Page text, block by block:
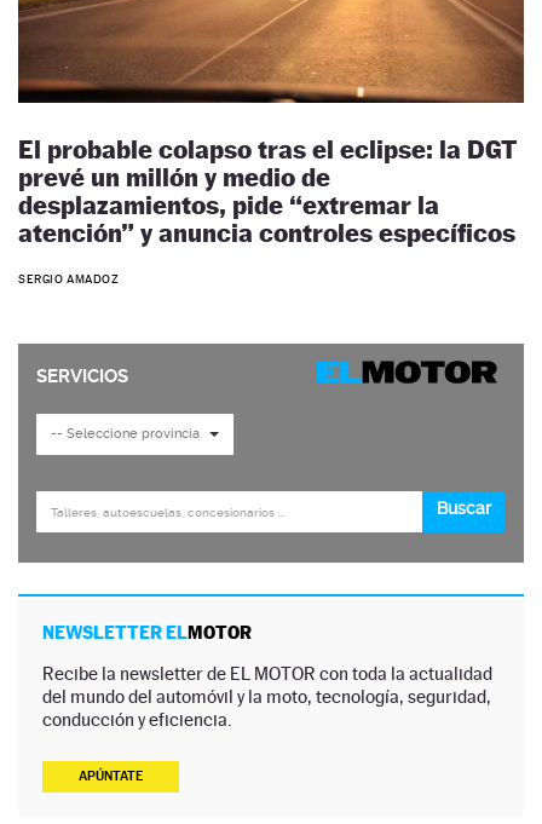
El probable colapso tras el eclipse: la DGT
prevé un millón y medio de
desplazamientos, pide “extremar la
atención” y anuncia controles específicos
SERGIO AMADOZ
NEWSLETTER ELMOTOR
Recibe la newsletter de EL MOTOR con toda la actualidad
del mundo del automóvil y la moto, tecnología, seguridad,
conducción y eficiencia.
APÚNTATE